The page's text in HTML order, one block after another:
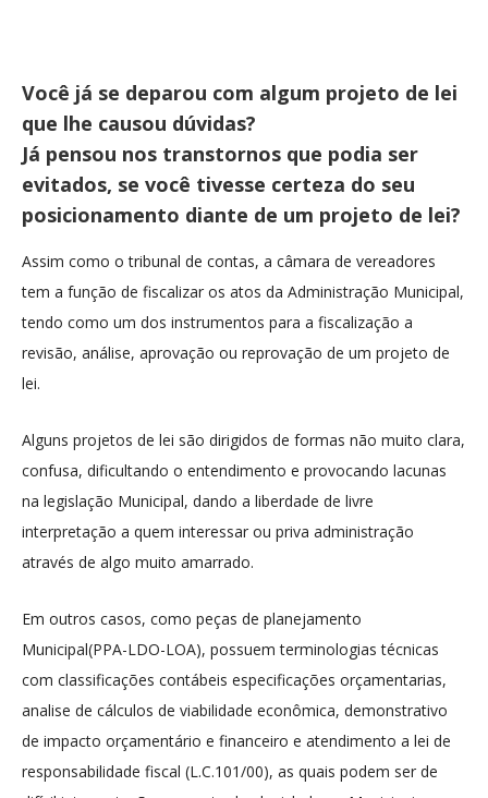
Você já se deparou com algum projeto de lei
que lhe causou dúvidas?
Já pensou nos transtornos que podia ser
evitados, se você tivesse certeza do seu
posicionamento diante de um projeto de lei?
Assim como o tribunal de contas, a câmara de vereadores
tem a função de fiscalizar os atos da Administração Municipal,
tendo como um dos instrumentos para a fiscalização a
revisão, análise, aprovação ou reprovação de um projeto de
lei.
Alguns projetos de lei são dirigidos de formas não muito clara,
confusa, dificultando o entendimento e provocando lacunas
na legislação Municipal, dando a liberdade de livre
interpretação a quem interessar ou priva administração
através de algo muito amarrado.
Em outros casos, como peças de planejamento
Municipal(PPA-LDO-LOA), possuem terminologias técnicas
com classificações contábeis especificações orçamentarias,
analise de cálculos de viabilidade econômica, demonstrativo
de impacto orçamentário e financeiro e atendimento a lei de
responsabilidade fiscal (L.C.101/00), as quais podem ser de